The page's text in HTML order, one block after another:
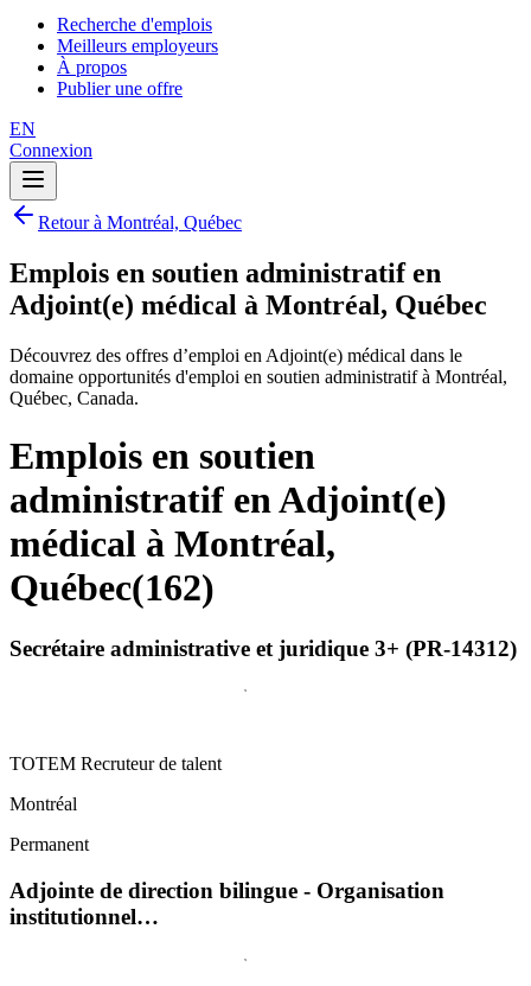
Recherche d'emplois
Meilleurs employeurs
À propos
Publier une offre
EN
Connexion
Retour à Montréal, Québec
Emplois en soutien administratif en
Adjoint(e) médical à Montréal, Québec
Découvrez des offres d’emploi en Adjoint(e) médical dans le
domaine opportunités d'emploi en soutien administratif à Montréal,
Québec, Canada.
Emplois en soutien
administratif en Adjoint(e)
médical à Montréal,
Québec(162)
Secrétaire administrative et juridique 3+ (PR-14312)
TOTEM Recruteur de talent
Montréal
Permanent
Adjointe de direction bilingue - Organisation
institutionnel…